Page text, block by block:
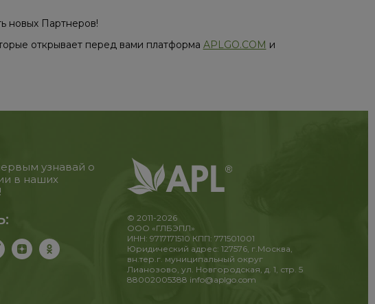
новых Партнеров!
открывает перед вами платформа APLGO.COM и
узнавай о
в наших
© 2011-2026
ООО «ГЛБЭПЛ»
ИНН: 9717171510 КПП: 771501001
Юридический адрес: 127576, г.Москва,
вн.тер.г. муниципальный округ
Лианозово, ул. Новгородская, д. 1, стр. 5
88002005388 info@aplgo.com